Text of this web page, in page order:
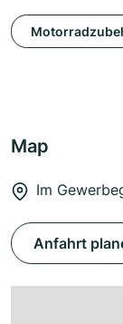
Map
Im
Anfahrt